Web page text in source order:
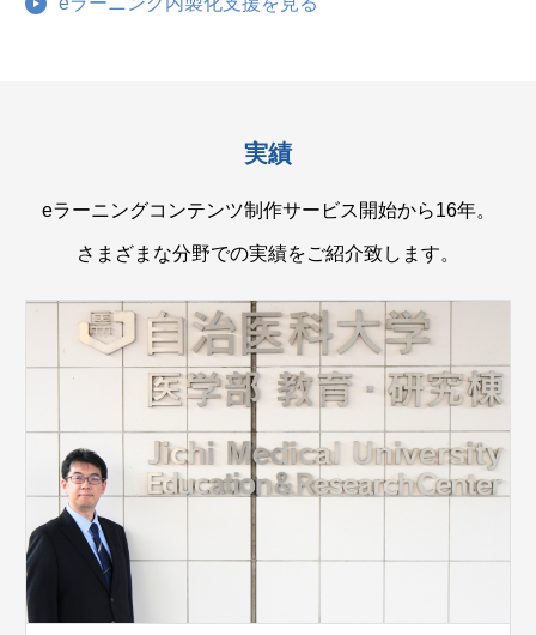
実績
eラーニングコンテンツ制作サービス開始から16年。
さまざまな分野での実績をご紹介致します。